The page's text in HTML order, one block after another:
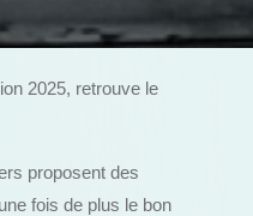
2025, retrouve le
proposent des
fois de plus le bon